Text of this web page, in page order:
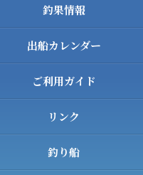
釣果情報
出船カレンダー
ご利用ガイド
リンク
釣り船